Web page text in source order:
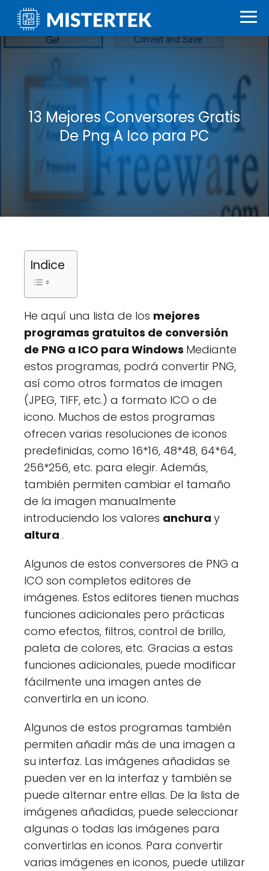
13 Mejores Conversores Gratis
De Png A Ico para PC
Indice
He aquí una lista de los mejores
programas gratuitos de conversión
de PNG a ICO para Windows Mediante
estos programas, podrá convertir PNG,
así como otros formatos de imagen
(JPEG, TIFF, etc.) a formato ICO o de
icono. Muchos de estos programas
ofrecen varias resoluciones de iconos
predefinidas, como 16*16, 48*48, 64*64,
256*256, etc. para elegir. Además,
también permiten cambiar el tamaño
de la imagen manualmente
introduciendo los valores anchura y
altura .
Algunos de estos conversores de PNG a
ICO son completos editores de
imágenes. Estos editores tienen muchas
funciones adicionales pero prácticas
como efectos, filtros, control de brillo,
paleta de colores, etc. Gracias a estas
funciones adicionales, puede modificar
fácilmente una imagen antes de
convertirla en un icono.
Algunos de estos programas también
permiten añadir más de una imagen a
su interfaz. Las imágenes añadidas se
pueden ver en la interfaz y también se
puede alternar entre ellas. De la lista de
imágenes añadidas, puede seleccionar
algunas o todas las imágenes para
convertirlas en iconos. Para convertir
varias imágenes en iconos, puede utilizar